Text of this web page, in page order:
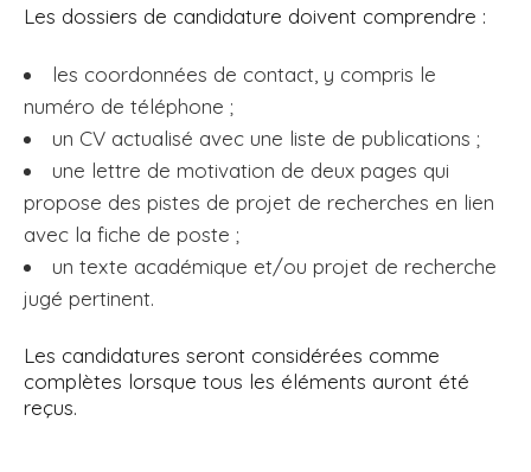
Les dossiers de candidature doivent comprendre :
les coordonnées de contact, y compris le
numéro de téléphone ;
un CV actualisé avec une liste de publications ;
une lettre de motivation de deux pages qui
propose des pistes de projet de recherches en lien
avec la fiche de poste ;
un texte académique et/ou projet de recherche
jugé pertinent.
Les candidatures seront considérées comme
complètes lorsque tous les éléments auront été
reçus.